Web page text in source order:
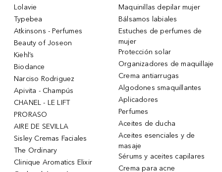
Lolavie
Typebea
Atkinsons - Perfumes
Beauty of Joseon
Kiehl’s
Biodance
Narciso Rodriguez
Apivita - Champús
CHANEL - LE LIFT
PRORASO
AIRE DE SEVILLA
Sisley Cremas Faciales
The Ordinary
Clinique Aromatics Elixir
Maquinillas depilar mujer
Bálsamos labiales
Estuches de perfumes de
mujer
Protección solar
Organizadores de maquillaje
Crema antiarrugas
Algodones smaquillantes
Aplicadores
Perfumes
Aceites de ducha
Aceites esenciales y de
masaje
Sérums y aceites capilares
Crema para acne